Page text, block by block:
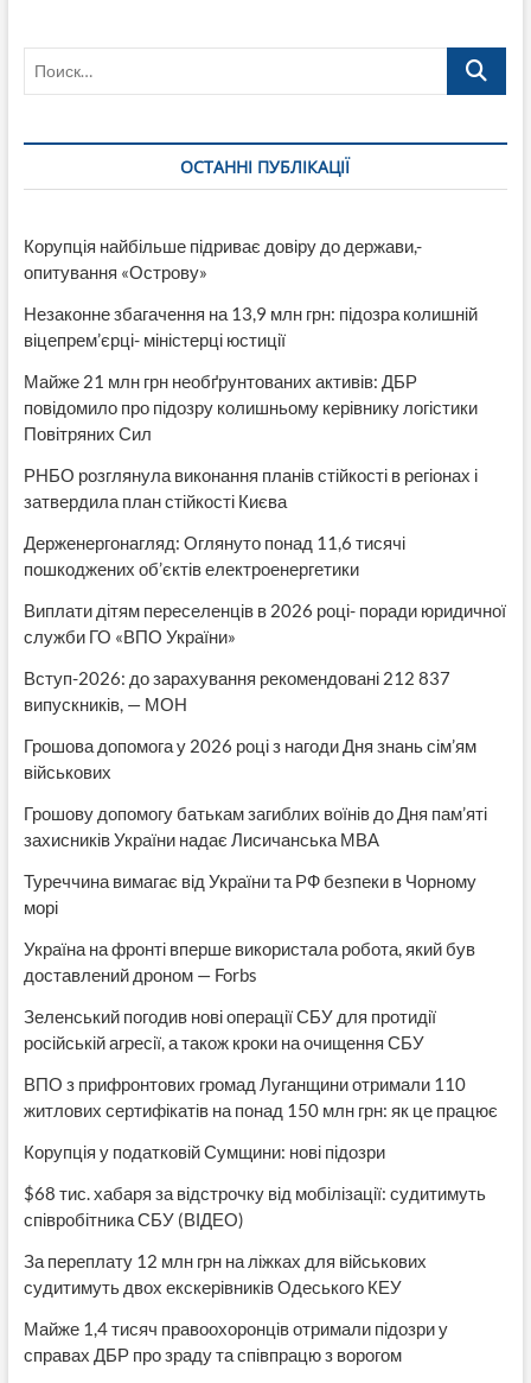
Поиск…
ОСТАННІ ПУБЛІКАЦІЇ
Корупція найбільше підриває довіру до держави,-
опитування «Острову»
Незаконне збагачення на 13,9 млн грн: підозра колишній
віцепрем’єрці- міністерці юстиції
Майже 21 млн грн необґрунтованих активів: ДБР
повідомило про підозру колишньому керівнику логістики
Повітряних Сил
РНБО розглянула виконання планів стійкості в регіонах і
затвердила план стійкості Києва
Держенергонагляд: Оглянуто понад 11,6 тисячі
пошкоджених об’єктів електроенергетики
Виплати дітям переселенців в 2026 році- поради юридичної
служби ГО «ВПО України»
Вступ-2026: до зарахування рекомендовані 212 837
випускників, — МОН
Грошова допомога у 2026 році з нагоди Дня знань сім’ям
військових
Грошову допомогу батькам загиблих воїнів до Дня пам’яті
захисників України надає Лисичанська МВА
Туреччина вимагає від України та РФ безпеки в Чорному
морі
Україна на фронті вперше використала робота, який був
доставлений дроном — Forbs
Зеленський погодив нові операції СБУ для протидії
російській агресії, а також кроки на очищення СБУ
ВПО з прифронтових громад Луганщини отримали 110
житлових сертифікатів на понад 150 млн грн: як це працює
Корупція у податковій Сумщини: нові підозри
$68 тис. хабаря за відстрочку від мобілізації: судитимуть
співробітника СБУ (ВІДЕО)
За переплату 12 млн грн на ліжках для військових
судитимуть двох екскерівників Одеського КЕУ
Майже 1,4 тисяч правоохоронців отримали підозри у
справах ДБР про зраду та співпрацю з ворогом